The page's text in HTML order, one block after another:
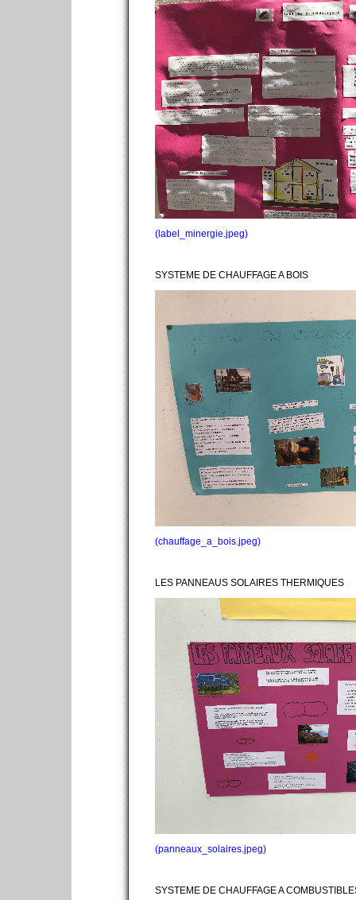
(label_minergie.jpeg)
SYSTEME DE CHAUFFAGE A BOIS
(chauffage_a_bois.jpeg)
LES PANNEAUS SOLAIRES THERMIQUES
(panneaux_solaires.jpeg)
SYSTEME DE CHAUFFAGE A